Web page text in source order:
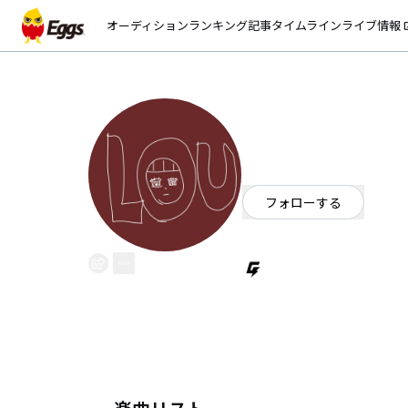
オーディションランキング記事タイムラインライブ情報
フォローする